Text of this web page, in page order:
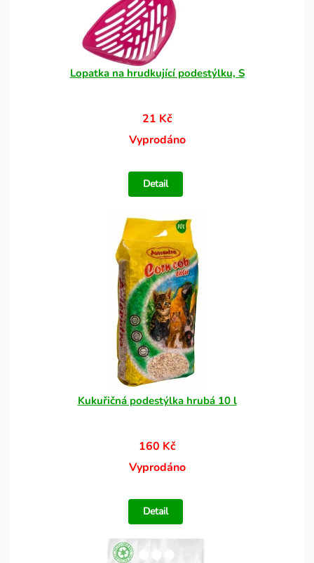
Lopatka na hrudkující podestýlku, S
21 Kč
Vyprodáno
Detail
Kukuřičná podestýlka hrubá 10 l
160 Kč
Vyprodáno
Detail